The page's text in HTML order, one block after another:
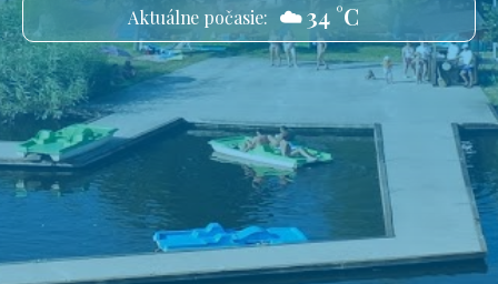
Aktuálne počasie: ☁️ 34 °C